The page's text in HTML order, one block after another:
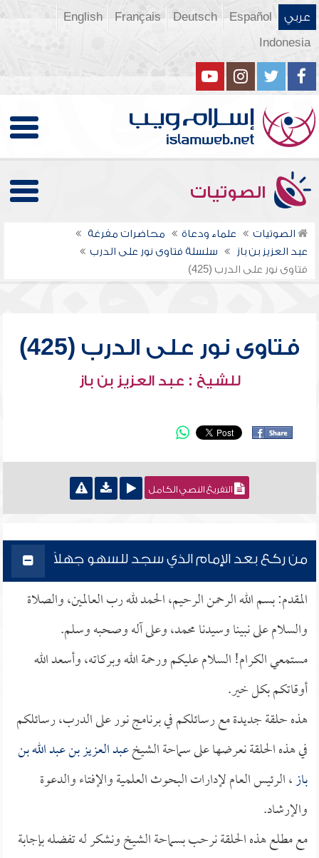
عربي Español
Deutsch
Français
English
Indonesia
الصوتيات
الصوتيات علماء ودعاة
محاضرات مفرغة
عبد العزيز بن باز
سلسلة فتاوى نور على الدرب
فتاوى نور على الدرب (425)
فتاوى نور على الدرب (425)
للشيخ : عبد العزيز بن باز
التفريغ النصي الكامل
من ركع بعد الإمام الذي سجد للسهو جهلاً
المقدم: بسم الله الرحمن الرحيم، الحمد لله رب العالمين، والصلاة
والسلام على نبينا وسيدنا محمد، وعلى آله وصحبه وسلم.
مستمعي الكرام! السلام عليكم ورحمة الله وبركاته، وأسعد الله
أوقاتكم بكل خير.
هذه حلقة جديدة مع رسائلكم في برنامج نور على الدرب، رسائلكم
في هذه الحلقة نعرضها على سماحة الشيخعبد العزيز بن عبد الله بن
باز، الرئيس العام لإدارات البحوث العلمية والإفتاء والدعوة
والإرشاد.
مع مطلع هذه الحلقة نرحب بسماحة الشيخ ونشكر له تفضله بإجابة